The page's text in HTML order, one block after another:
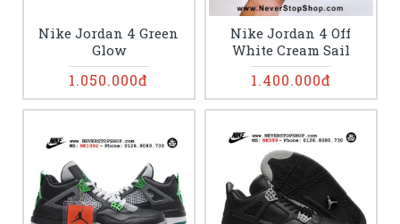
Nike Jordan 4 Green
Glow
1.050.000đ
Nike Jordan 4 Off
White Cream Sail
1.400.000đ